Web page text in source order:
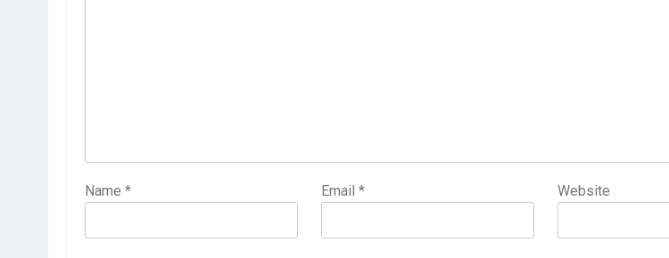
Name * Email* Website